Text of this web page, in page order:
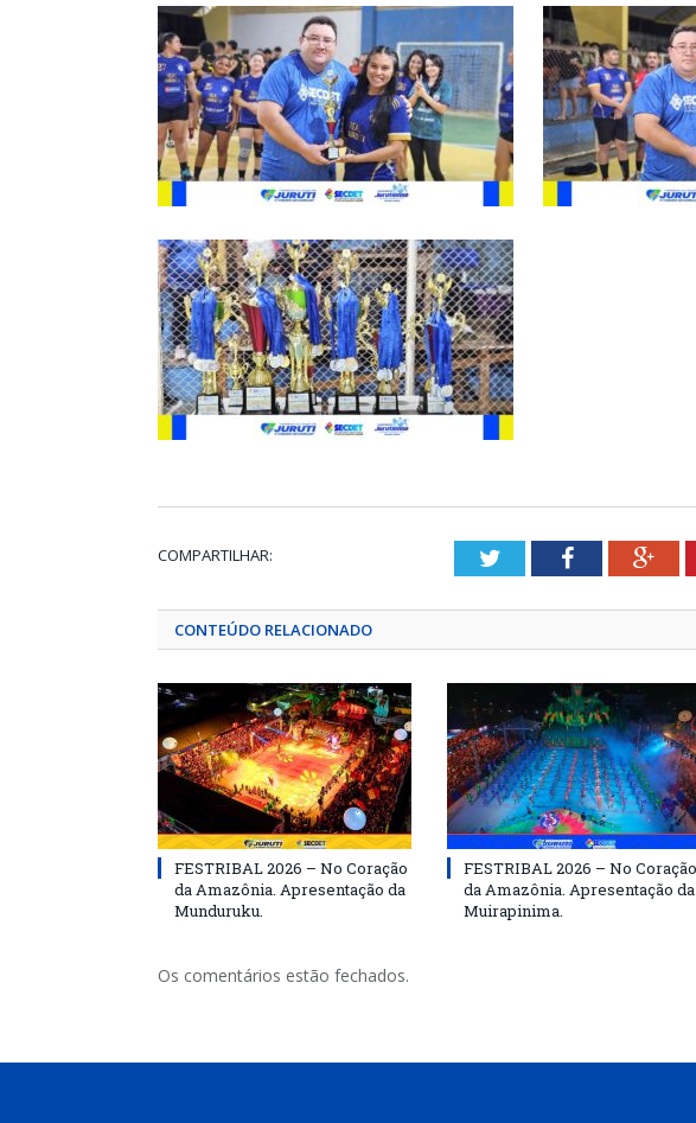
COMPARTILHAR: TwitterFacebook
CONTEÚDO RELACIONADO
FESTRIBAL 2026 – No Coração
da Amazônia. Apresentação da
Munduruku.
FESTRIBAL 2026 – No Coração
da Amazônia. Apresentação da
Muirapinima.
Os comentários estão fechados.